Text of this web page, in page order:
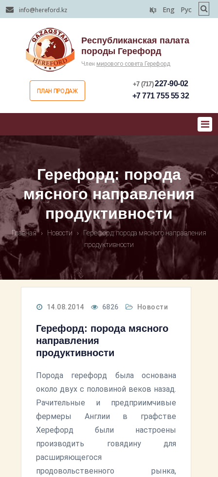
info@hereford.kz Қаз Eng Рус
Республиканская палата
породы Герефорд
Член мирового совета Герефорд
ПЛАН ПРОДАЖ
+7 (717)227-90-02
+7 771 755 55 32
Герефорд: порода
мясного направления
продуктивности
Главная › Новости ›
Герефорд: порода мясного направления
продуктивности
14.08.2014 6826 Новости
Герефорд: порода мясного
направления
продуктивности
Порода герефорд была основана
около двух с половиной веков назад.
Рачительные и предприимчивые
фермеры Англии в графстве
Херефорд были настроены
производить говядину для
расширяющегося
продовольственного рынка,